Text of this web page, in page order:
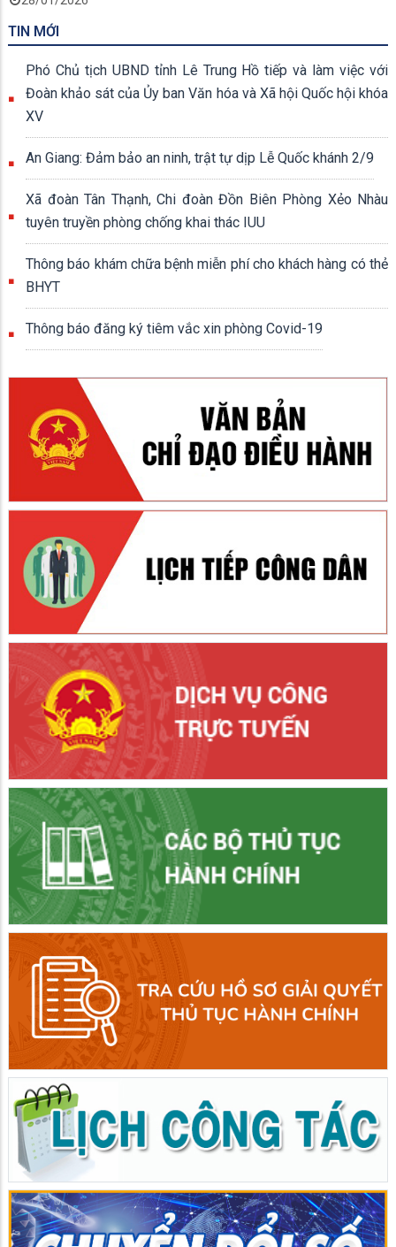
TIN MỚI
Phó Chủ tịch UBND tỉnh Lê Trung Hồ tiếp và làm việc với
Đoàn khảo sát của Ủy ban Văn hóa và Xã hội Quốc hội khóa
XV
An Giang: Đảm bảo an ninh, trật tự dịp Lễ Quốc khánh 2/9
Xã đoàn Tân Thạnh, Chi đoàn Đồn Biên Phòng Xẻo Nhàu
tuyên truyền phòng chống khai thác IUU
Thông báo khám chữa bệnh miễn phí cho khách hàng có thẻ
BHYT
Thông báo đăng ký tiêm vắc xin phòng Covid-19